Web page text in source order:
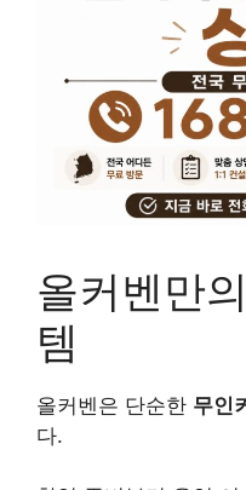
올커벤만
템
올커벤은 단순한 무인
다.